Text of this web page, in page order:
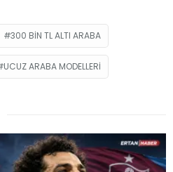
300 BIN TL ALTI ARABA
UCUZ ARABA MODELLERI